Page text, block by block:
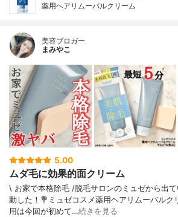
薬用ヘアリムーバルクリーム
美容ブロガー
まみやこ
5.00
ムダ毛に効果的面クリーム
\ お家で本格除毛 /⁡脱毛サロンのミュゼから出
動した！⁡⁡⁡💐ミュゼコスメ薬用ヘアリムーバルク
用は今回が初めて…続きを見る